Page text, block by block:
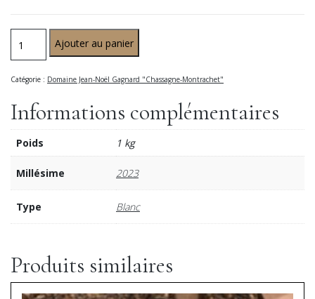
Ajouter au panier
Catégorie : Domaine Jean-Noël Gagnard "Chassagne-Montrachet"
Informations complémentaires
Poids 1 kg
Millésime 2023
Type Blanc
Produits similaires